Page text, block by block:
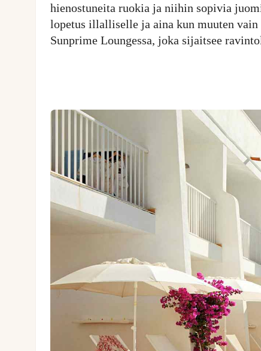
hienostuneita ruokia ja niihin sopivia
lopetus illalliselle ja aina kun muuten
Sunprime Loungessa, joka sijaitsee